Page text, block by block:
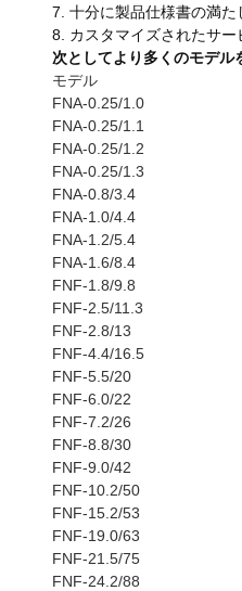
7. 十分に製品仕様書の満た
8. カスタマイズされたサー
次としてより多くのモデル
モデル
FNA-0.25/1.0
FNA-0.25/1.1
FNA-0.25/1.2
FNA-0.25/1.3
FNA-0.8/3.4
FNA-1.0/4.4
FNA-1.2/5.4
FNA-1.6/8.4
FNF-1.8/9.8
FNF-2.5/11.3
FNF-2.8/13
FNF-4.4/16.5
FNF-5.5/20
FNF-6.0/22
FNF-7.2/26
FNF-8.8/30
FNF-9.0/42
FNF-10.2/50
FNF-15.2/53
FNF-19.0/63
FNF-21.5/75
FNF-24.2/88